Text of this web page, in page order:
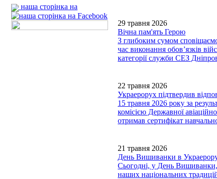
наша сторінка на
29 травня 2026
Вічна пам'ять Герою
З глибоким сумом
час виконання обов’язків
категорії служби СЕЗ
22 травня 2026
Украерорух підтвердив
15 травня 2026 року за
комісією Державної
отримав сертифікат
21 травня 2026
День Вишиванки в
Сьогодні, у День Вишиванки,
наших національних